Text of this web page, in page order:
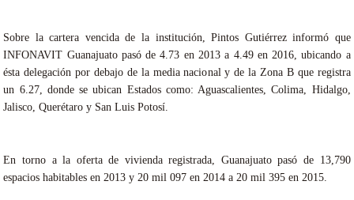
Sobre la cartera vencida de la institución, Pintos Gutiérrez informó que
INFONAVIT Guanajuato pasó de 4.73 en 2013 a 4.49 en 2016, ubicando a
ésta delegación por debajo de la media nacional y de la Zona B que registra
un 6.27, donde se ubican Estados como: Aguascalientes, Colima, Hidalgo,
Jalisco, Querétaro y San Luis Potosí.
En torno a la oferta de vivienda registrada, Guanajuato pasó de 13,790
espacios habitables en 2013 y 20 mil 097 en 2014 a 20 mil 395 en 2015.